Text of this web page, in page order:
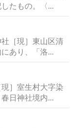
たもの。〈...
［現］東山区清
あり、「洛...
］室生村大字染
日神社境内...